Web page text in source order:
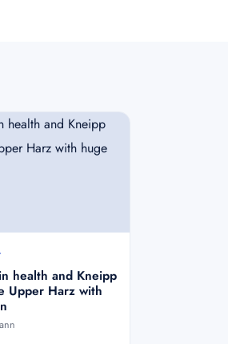
health and Kneipp
Upper Harz with